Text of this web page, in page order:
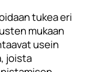
tukea eri
mukaan
usein
joista